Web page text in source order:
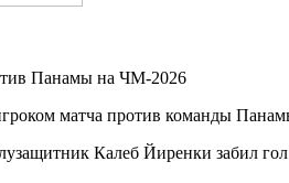
матча против команды
Калеб Йиренки забил